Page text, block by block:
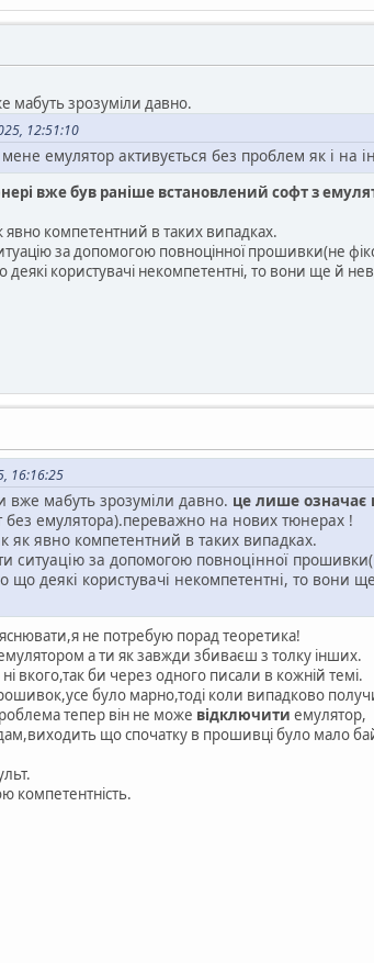
мабуть зрозуміли давно.
12:51:10
емулятор активується без проблем як і на
вже був раніше встановлений софт з
явно компетентний в таких випадках.
за допомогою повноцінної прошивки(не
деякі користувачі некомпетентні, то вони ще й
16:16:25
вже мабуть зрозуміли давно. це лише означає
без емулятора).переважно на нових тюнерах !
як явно компетентний в таких випадках.
ситуацію за допомогою повноцінної
що деякі користувачі некомпетентні, то вони
не потребую порад теоретика!
а ти як завжди збиваєш з толку інших.
вкого,так би через одного писали в кожній темі.
було марно,тоді коли випадково
тепер він не може відключити емулятор,
що спочатку в прошивці було мало
компетентність.